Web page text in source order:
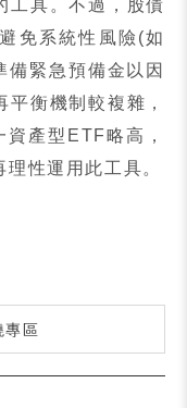
工具。不過，股債
免系統性風險 (如
備緊急預備金以因
衡機制較複雜，
資產型 ETF略高，
性運用此工具。
專區